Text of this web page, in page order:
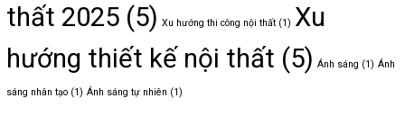
thất 2025 (5) Xu hướng thi công nội thất (1) Xu
hướng thiết kế nội thất (5) Ánh sáng (1) Ánh
sáng nhân tạo (1) Ánh sáng tự nhiên (1)